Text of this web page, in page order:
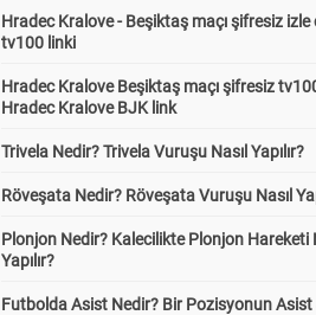
Hradec Kralove - Beşiktaş maçı şifresiz izle
tv100 linki
Hradec Kralove Beşiktaş maçı şifresiz
Hradec Kralove BJK link
Trivela Nedir? Trivela Vuruşu Nasıl Yapılır?
Röveşata Nedir? Röveşata Vuruşu Nasıl
Plonjon Nedir? Kalecilikte Plonjon Hareketi
Yapılır?
Futbolda Asist Nedir? Bir Pozisyonun Asist